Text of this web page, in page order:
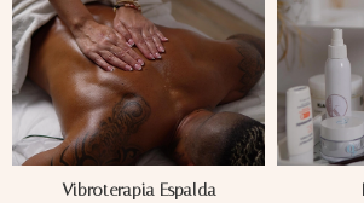
Vibroterapia Espalda